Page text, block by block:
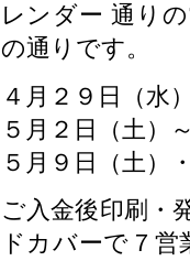
レンダー 通り
の通りです。
４月２９日（水
５月２日（土）
５月９日（土）
ご入金後印刷・
ドカバーで７